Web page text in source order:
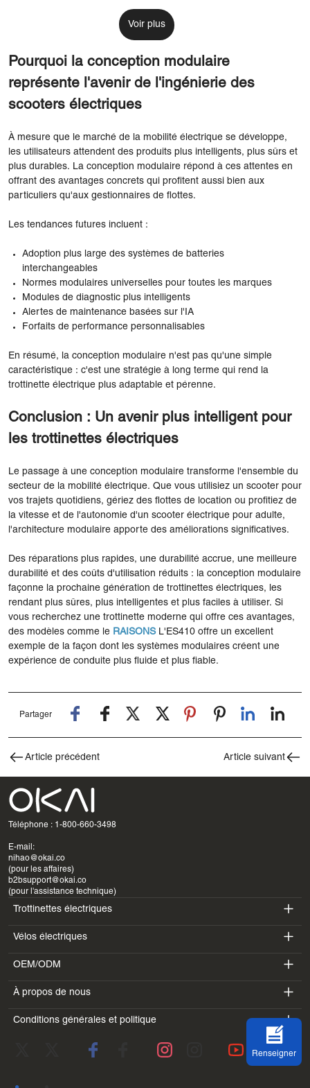
Voir plus
Pourquoi la conception modulaire
représente l'avenir de l'ingénierie des
scooters électriques
À mesure que le marché de la mobilité électrique se développe,
les utilisateurs attendent des produits plus intelligents, plus sûrs et
plus durables. La conception modulaire répond à ces attentes en
offrant des avantages concrets qui profitent aussi bien aux
particuliers qu'aux gestionnaires de flottes.
Les tendances futures incluent :
Adoption plus large des systèmes de batteries
interchangeables
Normes modulaires universelles pour toutes les marques
Modules de diagnostic plus intelligents
Alertes de maintenance basées sur l'IA
Forfaits de performance personnalisables
En résumé, la conception modulaire n'est pas qu'une simple
caractéristique : c'est une stratégie à long terme qui rend la
trottinette électrique plus adaptable et pérenne.
Conclusion : Un avenir plus intelligent pour
les trottinettes électriques
Le passage à une conception modulaire transforme l'ensemble du
secteur de la mobilité électrique. Que vous utilisiez un scooter pour
vos trajets quotidiens, gériez des flottes de location ou profitiez de
la vitesse et de l'autonomie d'un scooter électrique pour adulte,
l'architecture modulaire apporte des améliorations significatives.
Des réparations plus rapides, une durabilité accrue, une meilleure
durabilité et des coûts d'utilisation réduits : la conception modulaire
façonne la prochaine génération de trottinettes électriques, les
rendant plus sûres, plus intelligentes et plus faciles à utiliser. Si
vous recherchez une trottinette moderne qui offre ces avantages,
des modèles comme le RAISONSL'ES410 offre un excellent
exemple de la façon dont les systèmes modulaires créent une
expérience de conduite plus fluide et plus fiable.
Partager
Article précédent Article suivant
Téléphone : 1-800-660-3498
E-mail:
nihao@okai.co
(pour les affaires)
b2bsupport@okai.co
(pour l'assistance technique)
Trottinettes électriques
ES400A
ES410
ES600P
Vélos électriques
EB100B
EB300
EB100B V3
OEM/ODM
SV3
BV5
À propos de nous
Introduction
Conditions générales et politique
Conditions d'utilisation
Renseigner